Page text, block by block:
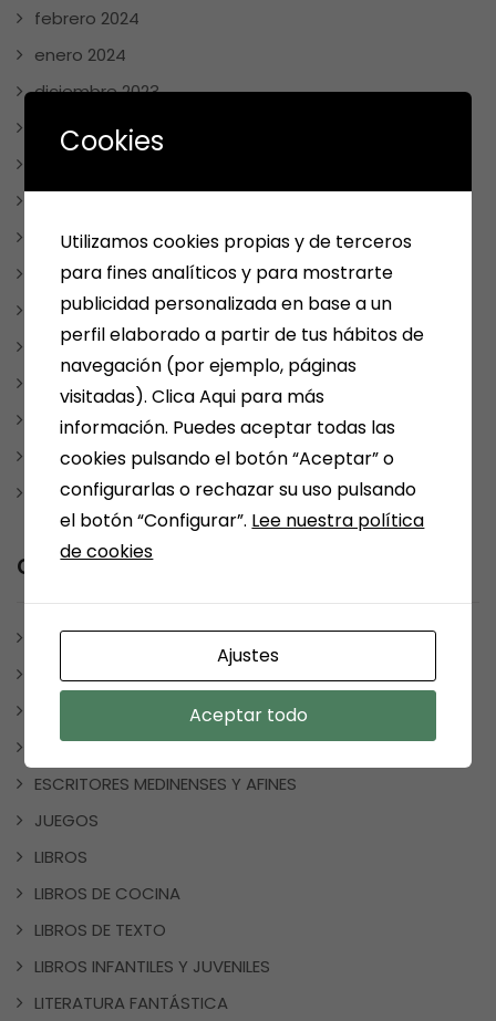
febrero 2024
enero 2024
diciembre 2023
noviembre 2023
agosto 2023
julio 2023
junio 2023
mayo 2023
abril 2023
enero 2023
diciembre 2022
mayo 2022
Categorías
ARÉVALO
ARTÍCULOS Y ESCRITOS
CUADERNOS DE VACACIONES
ESCRITORES MEDINENSES Y AFINES
JUEGOS
LIBROS
LIBROS DE COCINA
LIBROS DE TEXTO
LIBROS INFANTILES Y JUVENILES
LITERATURA FANTÁSTICA
Cookies
Utilizamos cookies propias y de terceros
para fines analíticos y para mostrarte
publicidad personalizada en base a un
perfil elaborado a partir de tus hábitos de
navegación (por ejemplo, páginas
visitadas). Clica Aqui para más
información. Puedes aceptar todas las
cookies pulsando el botón “Aceptar” o
configurarlas o rechazar su uso pulsando
el botón “Configurar”. Lee nuestra política
de cookies
Ajustes
Aceptar todo